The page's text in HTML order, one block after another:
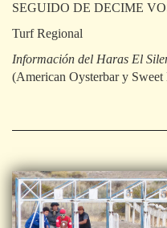
SEGUIDO DE DECIME
Turf Regional
Información del Haras El
(American Oysterbar y Sweet